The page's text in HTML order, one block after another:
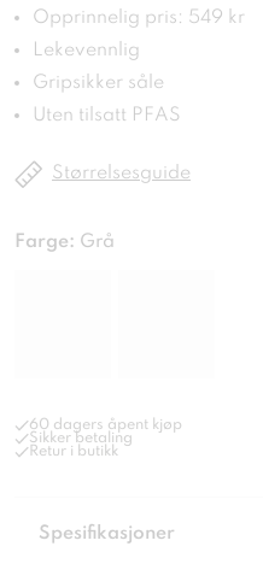
Opprinnelig pris: 549 kr
Lekevennlig
Gripsikker såle
Uten tilsatt PFAS
Størrelsesguide
Farge: Grå
60 dagers åpent kjøp
Sikker betaling
Retur i butikk
Spesifikasjoner